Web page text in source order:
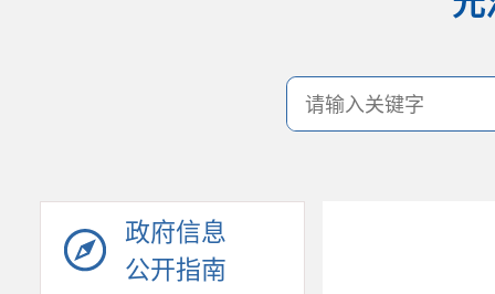
政府信息
公开指南